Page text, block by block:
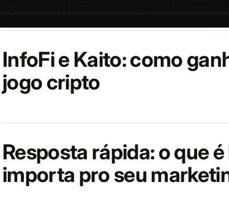
InfoFi e Kaito: como
jogo cripto
Resposta rápida: o que
importa pro seu